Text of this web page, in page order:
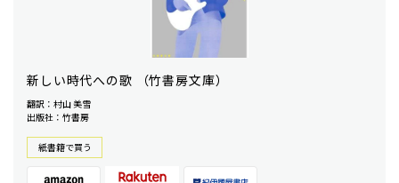
新しい時代への歌 （竹書房文庫）
翻訳：村山 美雪
出版社：竹書房
紙書籍で買う